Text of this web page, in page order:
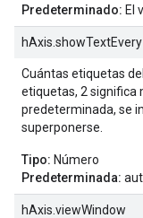
Predeterminado: El
hAxis.showTextEvery
Cuántas etiquetas
etiquetas, 2 significa
predeterminada, se
superponerse.
Tipo: Número
Predeterminada:
hAxis.viewWindow